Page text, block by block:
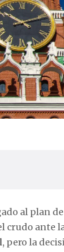
al plan
crudo ante
, pero la